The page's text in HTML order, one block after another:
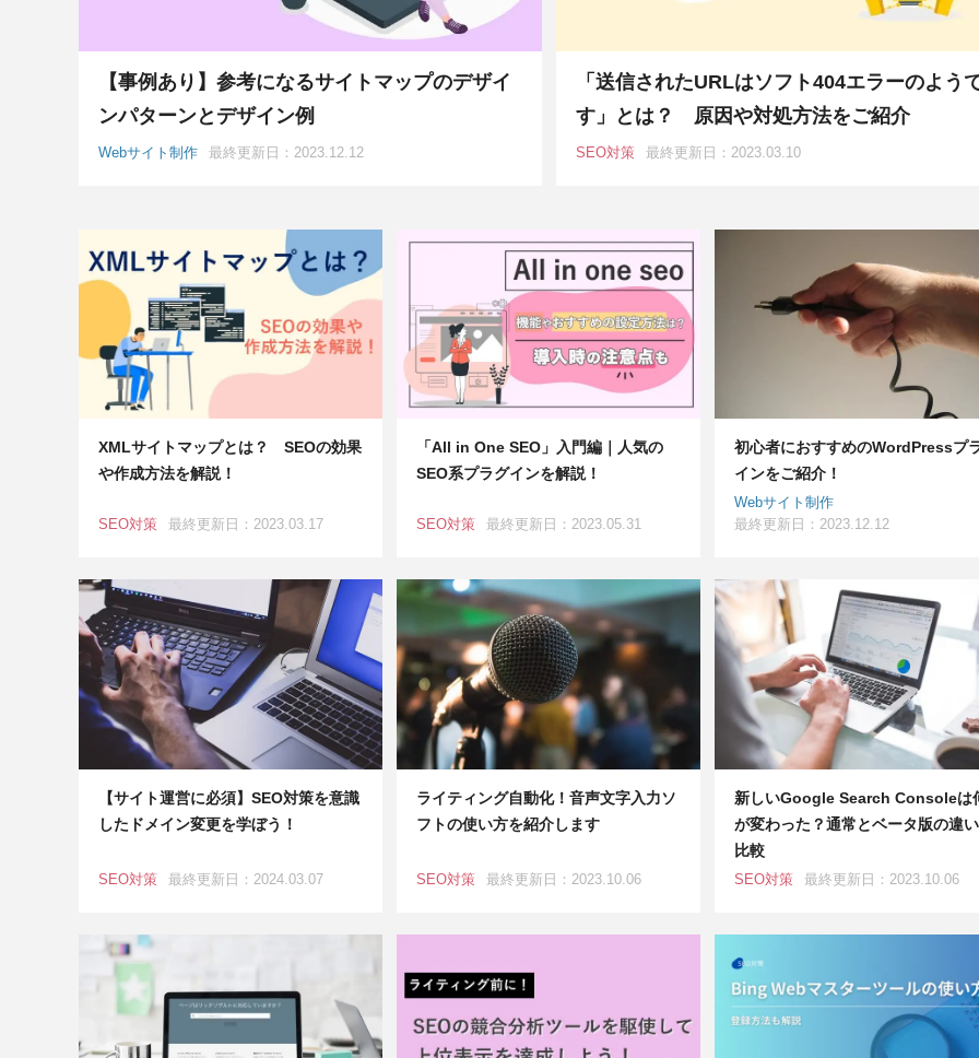
【事例あり】参考になるサイトマップのデザイ
ンパターンとデザイン例
Webサイト制作 最終更新日：2023.12.12
「送信されたURLはソフト404エラーのよう
す」とは？ 原因や対処方法をご紹介
SEO対策 最終更新日：2023.03.10
XMLサイトマップとは？ SEOの効果
や作成方法を解説！
SEO対策 最終更新日：2023.03.17
「All in One SEO」入門編｜人気の
SEO系プラグインを解説！
SEO対策 最終更新日：2023.05.31
初心者におすすめのWordPressプ
インをご紹介！
Webサイト制作
最終更新日：2023.12.12
【サイト運営に必須】SEO対策を意識
したドメイン変更を学ぼう！
SEO対策 最終更新日：2024.03.07
ライティング自動化！音声文字入力ソ
フトの使い方を紹介します
SEO対策 最終更新日：2023.10.06
新しいGoogle Search Consoleは
が変わった？通常とベータ版の違
比較
SEO対策 最終更新日：2023.10.06